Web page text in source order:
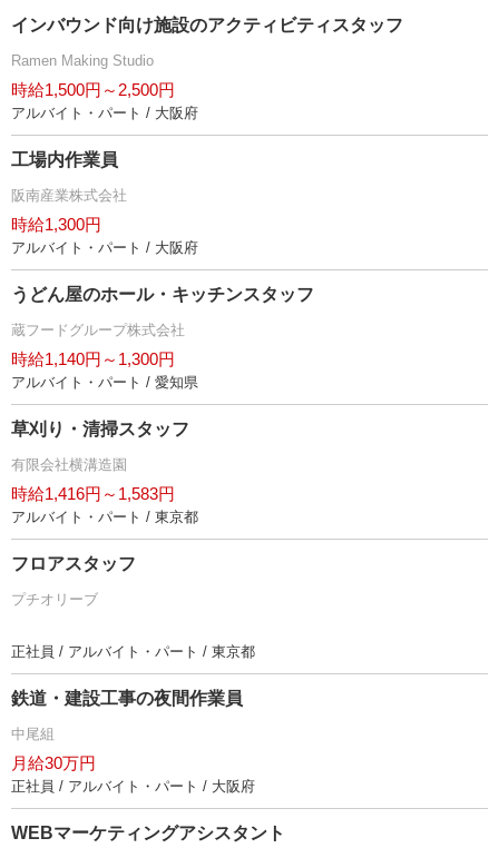
インバウンド向け施設のアクティビティスタッフ
Ramen Making Studio
時給1,500円～2,500円
アルバイト・パート / 大阪府
工場内作業員
阪南産業株式会社
時給1,300円
アルバイト・パート / 大阪府
うどん屋のホール・キッチンスタッフ
蔵フードグループ株式会社
時給1,140円～1,300円
アルバイト・パート / 愛知県
草刈り・清掃スタッフ
有限会社横溝造園
時給1,416円～1,583円
アルバイト・パート / 東京都
フロアスタッフ
プチオリーブ
正社員 / アルバイト・パート / 東京都
鉄道・建設工事の夜間作業員
中尾組
月給30万円
正社員 / アルバイト・パート / 大阪府
WEBマーケティングアシスタント